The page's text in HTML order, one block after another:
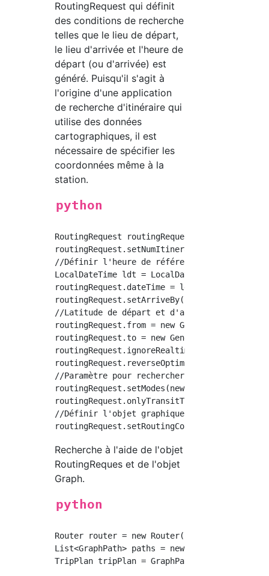
RoutingRequest qui définit
des conditions de recherche
telles que le lieu de départ,
le lieu d'arrivée et l'heure de
départ (ou d'arrivée) est
généré. Puisqu'il s'agit à
l'origine d'une application
de recherche d'itinéraire qui
utilise des données
cartographiques, il est
nécessaire de spécifier les
coordonnées même à la
station.
python
RoutingRequest routingRequest = new
routingRequest.setNumItineraries(3); //
//Définir l'heure de référence pour la
LocalDateTime ldt =
routingRequest.dateTime =
routingRequest.setArriveBy(false); //La
//Latitude de départ et d'arrivée/Spécifié
routingRequest.from = new
routingRequest.to = new
routingRequest.ignoreRealtimeUpdates =
routingRequest.reverseOptimizing = true; //
//Paramètre pour rechercher uniquement avec
routingRequest.setModes(new
routingRequest.onlyTransitTrips = true;
//Définir l'objet graphique
Recherche à l'aide de l'objet
RoutingReques et de l'objet
Graph.
python
Router router = new Router("OTP", graph);
List<GraphPath> paths = new